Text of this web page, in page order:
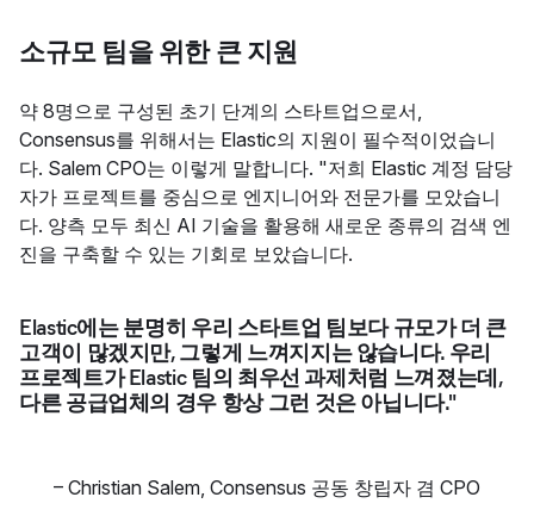
소규모 팀을 위한 큰 지원
약 8명으로 구성된 초기 단계의 스타트업으로서,
Consensus를 위해서는 Elastic의 지원이 필수적이었습니
다. Salem CPO는 이렇게 말합니다. "저희 Elastic 계정 담당
자가 프로젝트를 중심으로 엔지니어와 전문가를 모았습니
다. 양측 모두 최신 AI 기술을 활용해 새로운 종류의 검색 엔
진을 구축할 수 있는 기회로 보았습니다.
Elastic에는 분명히 우리 스타트업 팀보다 규모가 더 큰
고객이 많겠지만, 그렇게 느껴지지는 않습니다. 우리
프로젝트가 Elastic 팀의 최우선 과제처럼 느껴졌는데,
다른 공급업체의 경우 항상 그런 것은 아닙니다."
– Christian Salem Consensus 공동 창립자 겸 CPO